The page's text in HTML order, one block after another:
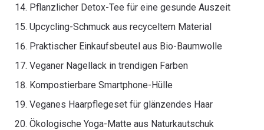
Pflanzlicher Detox-Tee für eine gesunde Auszeit
Upcycling-Schmuck aus recyceltem Material
Praktischer Einkaufsbeutel aus Bio-Baumwolle
Veganer Nagellack in trendigen Farben
Kompostierbare Smartphone-Hülle
Veganes Haarpflegeset für glänzendes Haar
Ökologische Yoga-Matte aus Naturkautschuk